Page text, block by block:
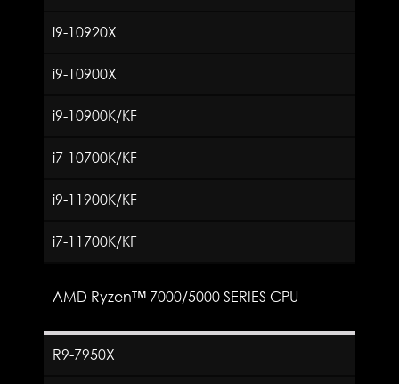
i9-10920X
i9-10900X
i9-10900K/KF
i7-10700K/KF
i9-11900K/KF
i7-11700K/KF
AMD Ryzen™ 7000/5000 SERIES CPU
R9-7950X